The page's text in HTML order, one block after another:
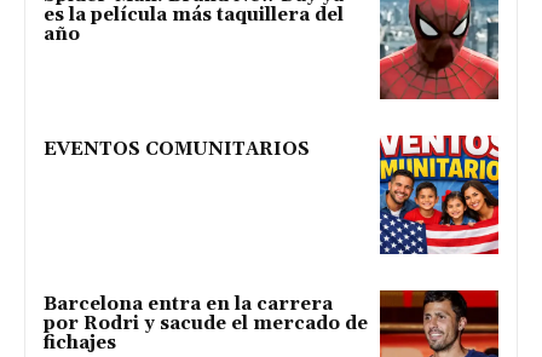
es la película más taquillera del
año
EVENTOS COMUNITARIOS
Barcelona entra en la carrera
por Rodri y sacude el mercado de
fichajes